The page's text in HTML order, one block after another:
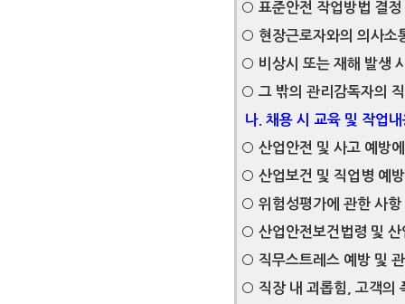
○ 표준안전 작업방법 결정
○ 현장근로자와의 의사소
○ 비상시 또는 재해 발생
○ 그 밖의 관리감독자의
나 채용 시 교육 및 작업
○ 산업안전 및 사고 예방
○ 산업보건 및 직업병 예
○ 위험성평가에 관한 사항
○ 산업안전보건법령 및 산
○ 직무스트레스 예방 및
○ 직장 내 괴롭힘, 고객의